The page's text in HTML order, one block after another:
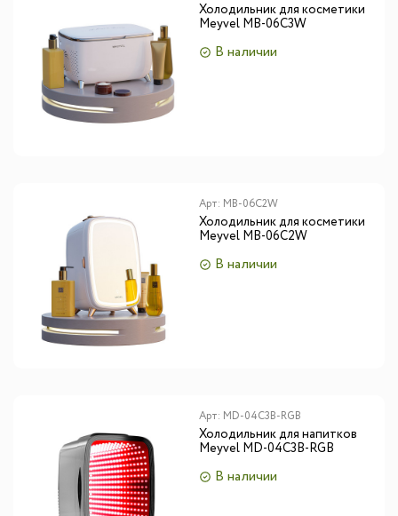
Холодильник для косметики
Meyvel MB-06C3W
В наличии
Арт: MB-06C2W
Холодильник для косметики
Meyvel MB-06C2W
В наличии
Арт: MD-04C3B-RGB
Холодильник для напитков
Meyvel MD-04C3B-RGB
В наличии